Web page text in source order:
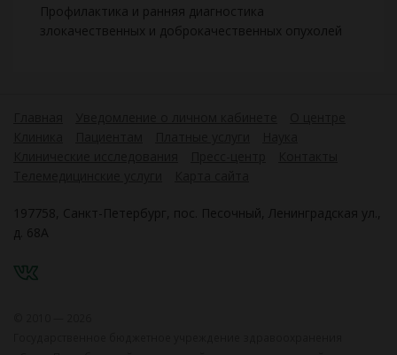
Профилактика и ранняя диагностика
злокачественных и доброкачественных опухолей
197758, Санкт-Петербург, пос. Песочный, Ленинградская ул.,
д. 68А